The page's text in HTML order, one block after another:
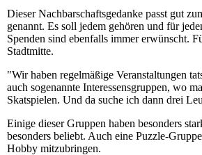
Dieser Nachbarschaftsgedanke passt gut
genannt. Es soll jedem gehören und für
Spenden sind ebenfalls immer erwünscht.
Stadtmitte.
"Wir haben regelmäßige Veranstaltungen
auch sogenannte Interessensgruppen, wo
Skatspielen. Und da suche ich dann drei
Einige dieser Gruppen haben besonders
besonders beliebt. Auch eine Puzzle-
Hobby mitzubringen.